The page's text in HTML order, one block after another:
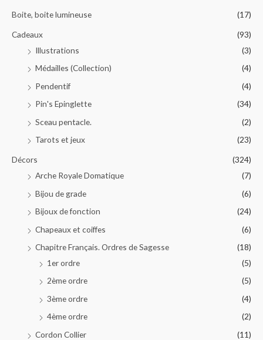
Boite, boite lumineuse (17)
Cadeaux
(93)
Illustrations
(3)
Médailles (Collection)
(4)
Pendentif
(4)
Pin's Epinglette
(34)
Sceau pentacle.
(2)
Tarots et jeux
(23)
Décors
(324)
Arche Royale Domatique
(7)
Bijou de grade
(6)
Bijoux de fonction
(24)
Chapeaux et coiffes
(6)
Chapitre Français. Ordres de Sagesse
(18)
1er ordre
(5)
2ème ordre
(5)
3ème ordre
(4)
4ème ordre
(2)
Cordon Collier
(11)